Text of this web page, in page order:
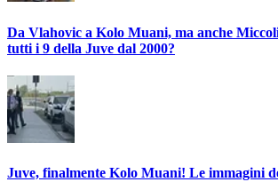
Da Vlahovic a Kolo Muani, ma anche
tutti i 9 della Juve dal 2000?
Juve, finalmente Kolo Muani! Le immagini